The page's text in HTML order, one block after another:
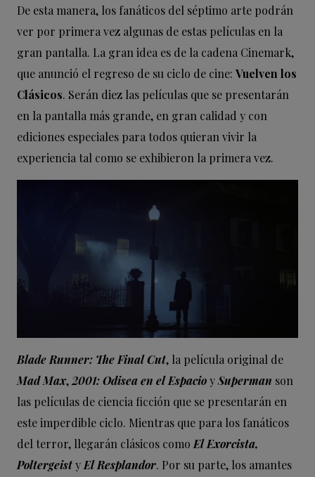
De esta manera, los fanáticos del séptimo arte podrán
ver por primera vez algunas de estas películas en la
gran pantalla. La gran idea es de la cadena Cinemark,
que anunció el regreso de su ciclo de cine: Vuelven los
Clásicos. Serán diez las películas que se presentarán
en la pantalla más grande, en gran calidad y con
ediciones especiales para todos quieran vivir la
experiencia tal como se exhibieron la primera vez.
Blade Runner: The Final Cut, la película original de
Mad Max,2001: Odisea en el EspacioySuperman son
las películas de ciencia ficción que se presentarán en
este imperdible ciclo. Mientras que para los fanáticos
del terror, llegarán clásicos como El Exorcista,
Poltergeisty El Resplandor. Por su parte, los amantes